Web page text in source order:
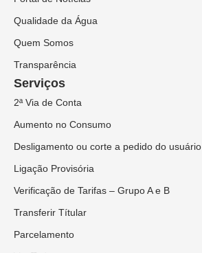
Qualidade da Água
Quem Somos
Transparência
Serviços
2ª Via de Conta
Aumento no Consumo
Desligamento ou corte a pedido do usuário
Ligação Provisória
Verificação de Tarifas – Grupo A e B
Transferir Títular
Parcelamento